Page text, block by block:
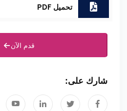
تحميل PDF
قدم الآن
شارك على: